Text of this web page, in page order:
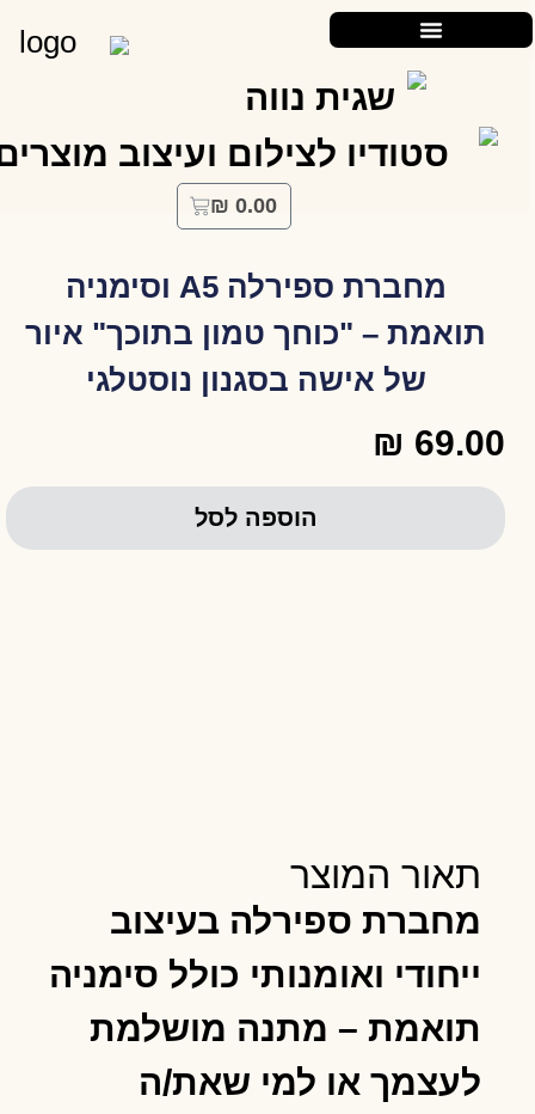
₪ 0.00
מחברת ספירלה A5 וסימניה
תואמת – "כוחך טמון בתוכך" איור
של אישה בסגנון נוסטלגי
תאור המוצר
מחברת ספירלה בעיצוב
ייחודי ואומנותי כולל סימניה
תואמת – מתנה מושלמת
לעצמך או למי שאת/ה
₪ 69.00
הוספה לסל